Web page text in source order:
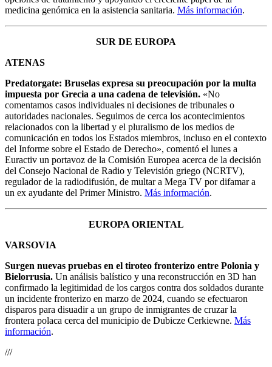
medicina genómica en la asistencia sanitaria. Más información.
SUR DE EUROPA
ATENAS
Predatorgate: Bruselas expresa su preocupación por la multa
impuesta por Grecia a una cadena de televisión. «No
comentamos casos individuales ni decisiones de tribunales o
autoridades nacionales. Seguimos de cerca los acontecimientos
relacionados con la libertad y el pluralismo de los medios de
comunicación en todos los Estados miembros, incluso en el contexto
del Informe sobre el Estado de Derecho», comentó el lunes a
Euractiv un portavoz de la Comisión Europea acerca de la decisión
del Consejo Nacional de Radio y Televisión griego (NCRTV),
regulador de la radiodifusión, de multar a Mega TV por difamar a
un ex ayudante del Primer Ministro. Más información.
EUROPA ORIENTAL
VARSOVIA
Surgen nuevas pruebas en el tiroteo fronterizo entre Polonia y
Bielorrusia. Un análisis balístico y una reconstrucción en 3D han
confirmado la legitimidad de los cargos contra dos soldados durante
un incidente fronterizo en marzo de 2024, cuando se efectuaron
disparos para disuadir a un grupo de inmigrantes de cruzar la
frontera polaca cerca del municipio de Dubicze Cerkiewne. Más
información.
///